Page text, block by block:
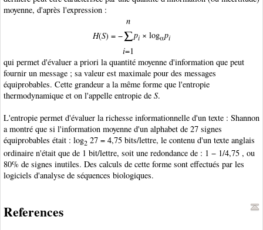
moyenne, d'après l'expression :
H(S) = −
n
Σ
i=1
pi× logαpi
qui permet d'évaluer a priori la quantité moyenne d'information que peut
fournir un message ; sa valeur est maximale pour des messages
équiprobables. Cette grandeur a la même forme que l'entropie
thermodynamique et on l'appelle entropie de S.
L'entropie permet d'évaluer la richesse informationnelle d'un texte : Shannon
a montré que si l'information moyenne d'un alphabet de 27 signes
équiprobables était : log2 27 = 4,75 bits/lettre, le contenu d'un texte anglais
ordinaire n'était que de 1 bit/lettre, soit une redondance de : 1 − 1/4,75 , ou
80% de signes inutiles. Des calculs de cette forme sont effectués par les
logiciels d'analyse de séquences biologiques.
References